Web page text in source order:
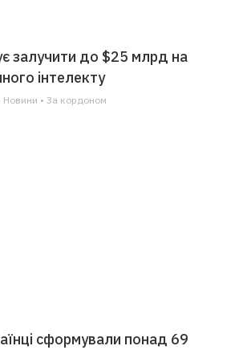
залучити до $25 млрд на
інтелекту
Новини • За кордоном
сформували понад 69